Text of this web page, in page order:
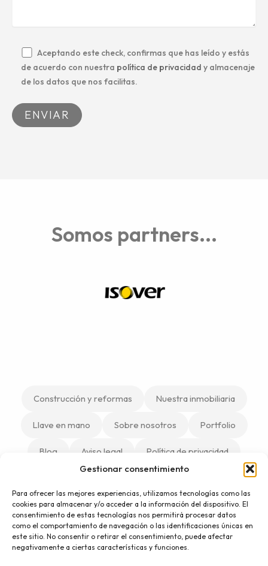
Gestionar consentimiento
Para ofrecer las mejores experiencias, utilizamos tecnologías como las
cookies para almacenar y/o acceder a la información del dispositivo. El
consentimiento de estas tecnologías nos permitirá procesar datos
como el comportamiento de navegación o las identificaciones únicas en
este sitio. No consentir o retirar el consentimiento, puede afectar
negativamente a ciertas características y funciones.
Aceptando este check, confirmas que has leído y estás
de acuerdo con nuestra política de privacidad y almacenaje
de los datos que nos facilitas.
Somos partners...
Construcción y reformas Nuestra inmobiliaria
Llave en mano Sobre nosotros Portfolio
Blog Aviso legal Política de privacidad
F
a
I
n
Reformas
integrales en